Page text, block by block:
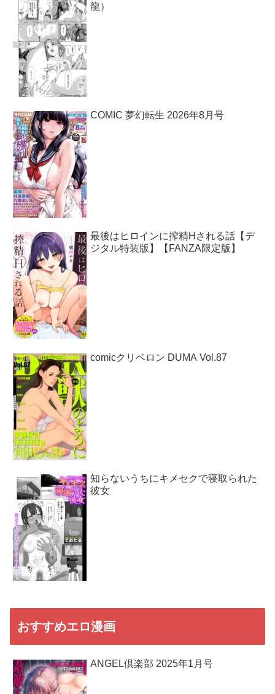
龍）
COMIC 夢幻転生 2026年8月号
最後はヒロインに搾精Hされる話【デ
ジタル特装版】【FANZA限定版】
comicクリベロン DUMA Vol.87
知らないうちにキメセクで寝取られた
彼女
おすすめエロ漫画
ANGEL倶楽部 2025年1月号